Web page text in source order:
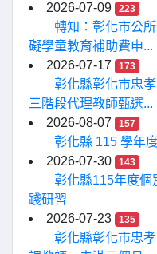
2026-07-09
223
轉知：彰化市公
礙學童教育補助費申...
2026-07-17
173
彰化縣彰化市忠
三階段代理教師甄選...
2026-08-07
157
彰化縣 115 學年
2026-07-30
143
彰化縣115年度個
踐研習
2026-07-23
135
彰化縣彰化市忠